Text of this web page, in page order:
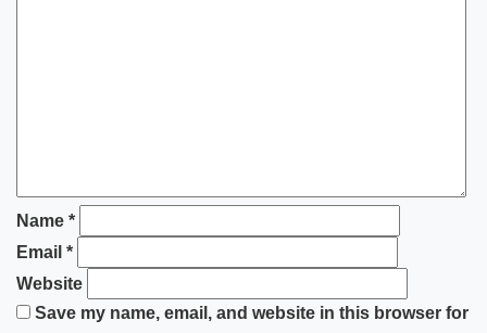
Name *
Email *
Website
Save my name, email, and website in this browser for